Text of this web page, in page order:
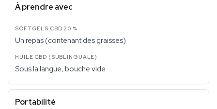
À prendre avec
Un repas (contenant des graisses)
Sous la langue, bouche vide
Portabilité